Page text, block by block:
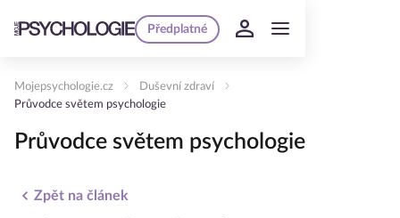
Předplatné
Mojepsychologie.cz
Duševní zdraví
Průvodce světem psychologie
Průvodce světem psychologie
Zpět na článek